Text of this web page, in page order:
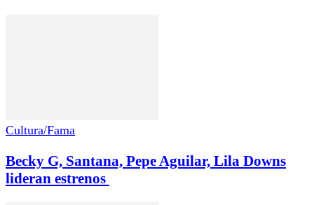
Cultura/Fama
Becky G, Santana, Pepe Aguilar, Lila Downs
lideran estrenos